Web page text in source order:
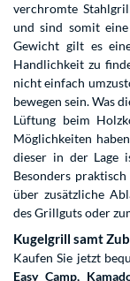
verchromte
und sind somit
Gewicht gilt es
Handlichkeit zu
nicht einfach
bewegen sein. Was
Lüftung beim
Möglichkeiten
dieser in der Lage
Besonders
über zusätzliche
des Grillguts oder
Kugelgrill samt
Kaufen Sie jetzt
Easy Camp,